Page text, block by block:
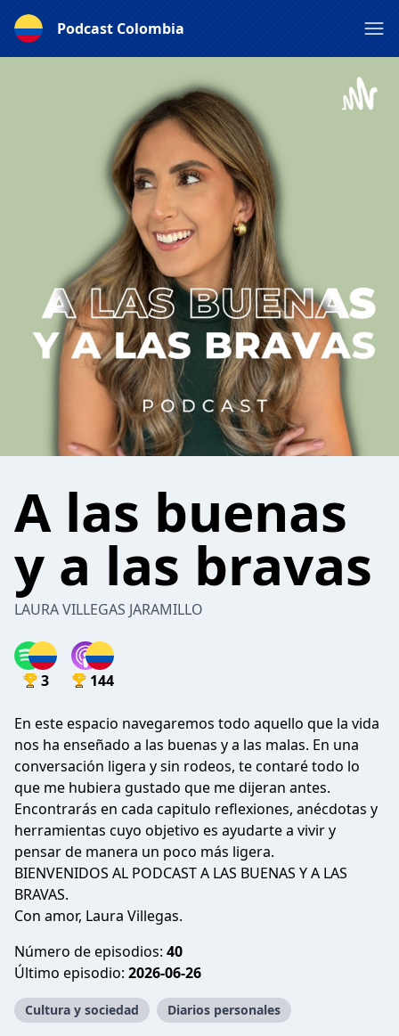
Podcast Colombia
A las buenas
y a las bravas
LAURA VILLEGAS JARAMILLO
3 144
En este espacio navegaremos todo aquello que la vida
nos ha enseñado a las buenas y a las malas. En una
conversación ligera y sin rodeos, te contaré todo lo
que me hubiera gustado que me dijeran antes.
Encontrarás en cada capitulo reflexiones, anécdotas y
herramientas cuyo objetivo es ayudarte a vivir y
pensar de manera un poco más ligera.
BIENVENIDOS AL PODCAST A LAS BUENAS Y A LAS
BRAVAS.
Con amor, Laura Villegas.
Número de episodios: 40
Último episodio: 2026-06-26
Cultura y sociedad Diarios personales